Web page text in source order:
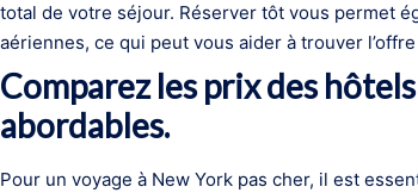
total de votre séjour. Réserver tôt vous permet
aériennes, ce qui peut vous aider à trouver
Comparez les prix des
abordables.
Pour un voyage à New York pas cher, il est